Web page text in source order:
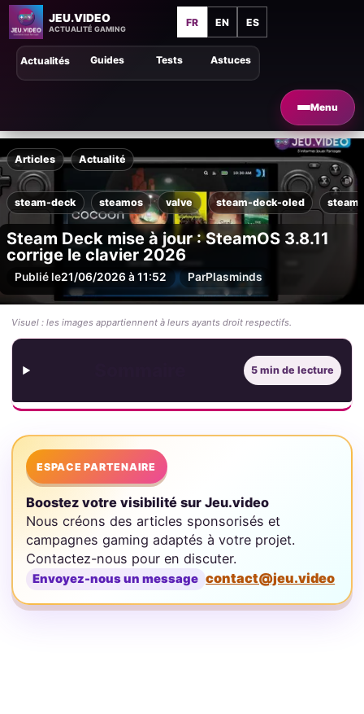
JEU.VIDEO
ACTUALITÉ GAMING
FR EN ES
Menu
Astuces
Guides Tests
Actualités
Articles Actualité
steam-deck steamos valve steam-deck-oled
Steam Deck mise à jour : SteamOS 3.8.11
corrige le clavier 2026
Publié le21/06/2026 à 11:52 ParPlasminds
Visuel : les images appartiennent à leurs ayants droit respectifs.
5 min de lecture
ESPACE PARTENAIRE
Boostez votre visibilité sur Jeu.video
Nous créons des articles sponsorisés et
campagnes gaming adaptés à votre projet.
Contactez-nous pour en discuter.
Envoyez-nous un message contact@jeu.video